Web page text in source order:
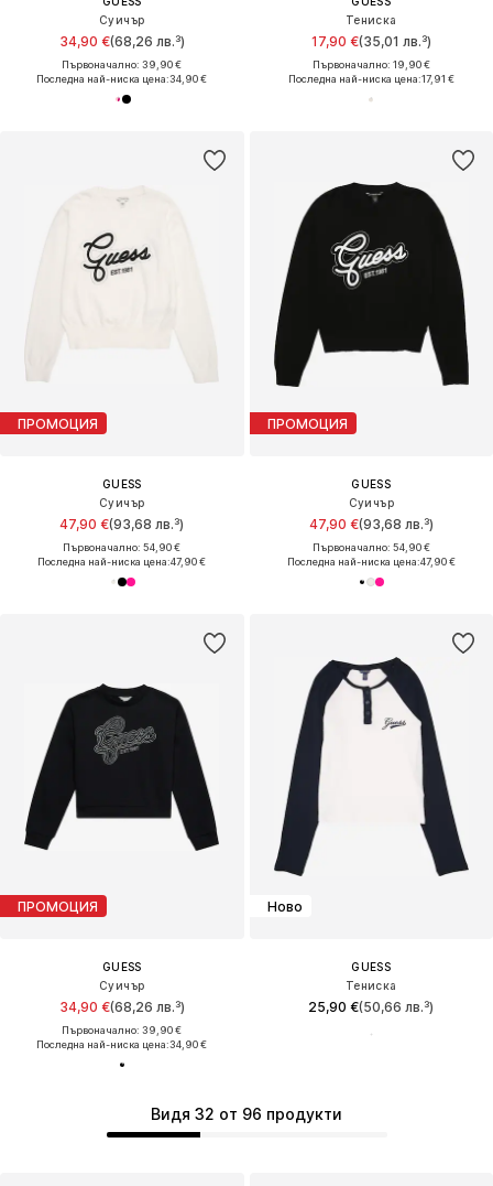
Суичър
34,90 €(68,26 лв.³)
Първоначално: 39,90 €
Последна най-ниска цена:34,90 €
Тениска
17,90 €(35,01 лв.³)
Първоначално: 19,90 €
Последна най-ниска цена:17,91 €
ПРОМОЦИЯ
GUESS
Суичър
47,90 €(93,68 лв.³)
Първоначално: 54,90 €
Последна най-ниска цена:47,90 €
ПРОМОЦИЯ
GUESS
Суичър
47,90 €(93,68 лв.³)
Първоначално: 54,90 €
Последна най-ниска цена:47,90 €
ПРОМОЦИЯ
GUESS
Суичър
34,90 €(68,26 лв.³)
Първоначално: 39,90 €
Последна най-ниска цена:34,90 €
Ново
GUESS
Тениска
25,90 €(50,66 лв.³)
Видя 32 от 96 продукти